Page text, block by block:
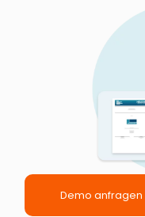
Demo anfragen